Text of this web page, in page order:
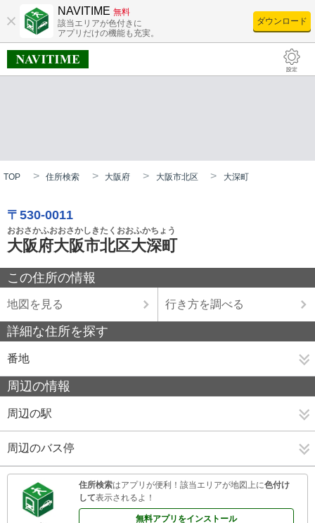
NAVITIME 無料
該当エリアが色付きに
アプリだけの機能も充実。
ダウンロード
TOP 住所検索 大阪府 大阪市北区 大深町
〒530-0011
おおさかふおおさかしきたくおおふかちょう
大阪府大阪市北区大深町
この住所の情報
地図を見る 行き方を調べる
詳細な住所を探す
番地
周辺の情報
周辺の駅
周辺のバス停
住所検索はアプリが便利！該当エリアが地図上に色付け
して表示されるよ！
無料アプリをインストール